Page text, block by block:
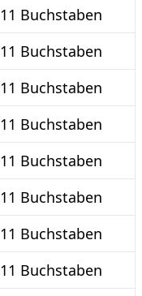
11 Buchstaben
11 Buchstaben
11 Buchstaben
11 Buchstaben
11 Buchstaben
11 Buchstaben
11 Buchstaben
11 Buchstaben